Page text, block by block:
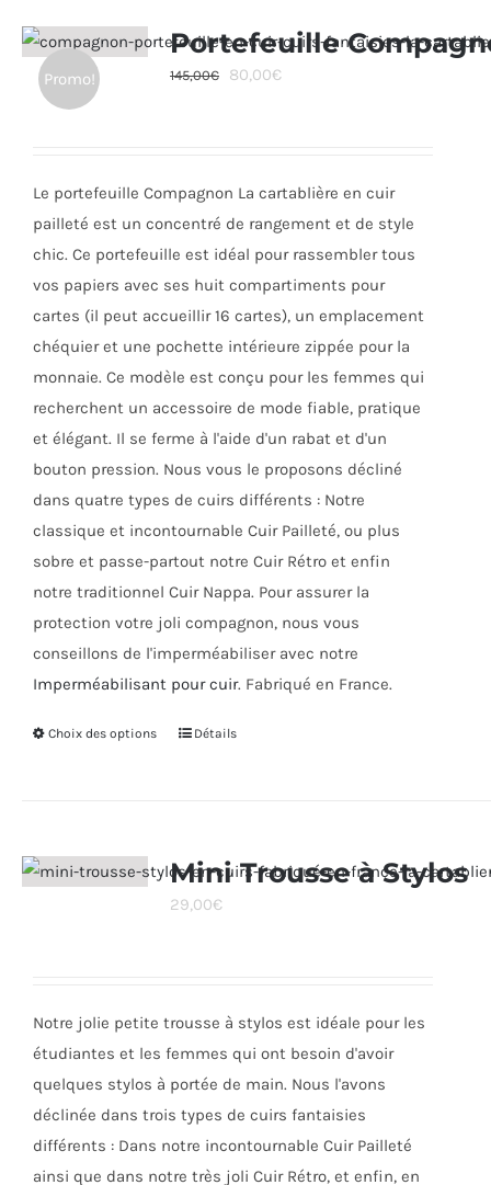
Les
options
sur
la
page
du
produit
Promo!
Portefeuille
145,00€
Le
145,00€.
80,00€Le
80,00€.
Le portefeuille Compagnon La cartablière en cuir
pailleté est un concentré de rangement et de style
chic. Ce portefeuille est idéal pour rassembler tous
vos papiers avec ses huit compartiments pour
cartes (il peut accueillir 16 cartes), un emplacement
chéquier et une pochette intérieure zippée pour la
monnaie. Ce modèle est conçu pour les femmes qui
recherchent un accessoire de mode fiable, pratique
et élégant. Il se ferme à l'aide d'un rabat et d'un
bouton pression. Nous vous le proposons décliné
dans quatre types de cuirs différents : Notre
classique et incontournable Cuir Pailleté, ou plus
sobre et passe-partout notre Cuir Rétro et enfin
notre traditionnel Cuir Nappa. Pour assurer la
protection votre joli compagnon, nous vous
conseillons de l'imperméabiliser avec notre
Imperméabilisant pour cuir. Fabriqué en France.
Choix des options
Ce
variations.
Les
choisies
produit
Détails
Mini Trousse à Stylos
29,00€
Notre jolie petite trousse à stylos est idéale pour les
étudiantes et les femmes qui ont besoin d'avoir
quelques stylos à portée de main. Nous l'avons
déclinée dans trois types de cuirs fantaisies
différents : Dans notre incontournable Cuir Pailleté
ainsi que dans notre très joli Cuir Rétro, et enfin, en